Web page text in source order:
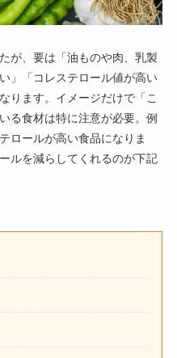
が、要は「油ものや肉、乳製
」「コレステロール値が高い
ります。イメージだけで「こ
る食材は特に注意が必要。例
ロールが高い食品になりま
ルを減らしてくれるのが下記